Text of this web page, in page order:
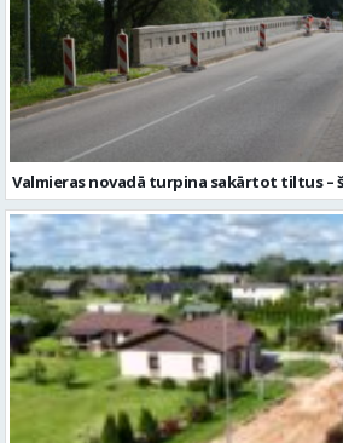
Valmieras novadā turpina sakārtot tiltus –